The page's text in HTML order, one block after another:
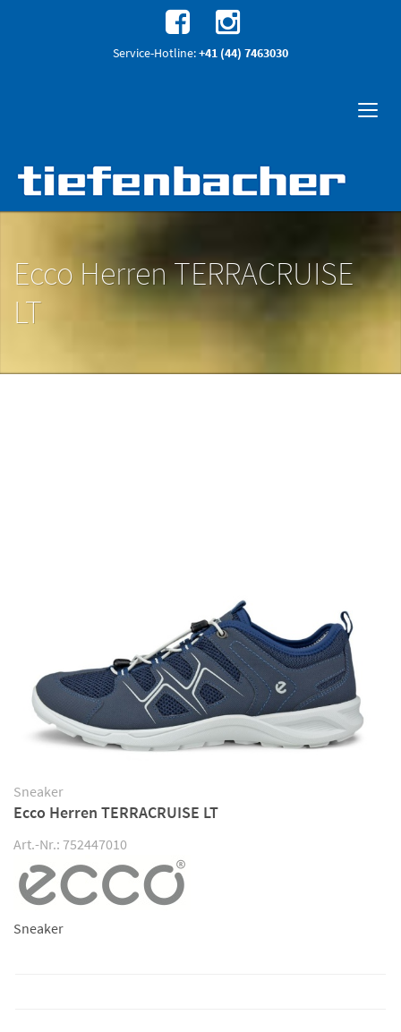
Service-Hotline:+41 (44) 7463030
Ecco Herren TERRACRUISE
LT
Sneaker
Ecco Herren TERRACRUISE LT
Art.-Nr.: 752447010
Sneaker